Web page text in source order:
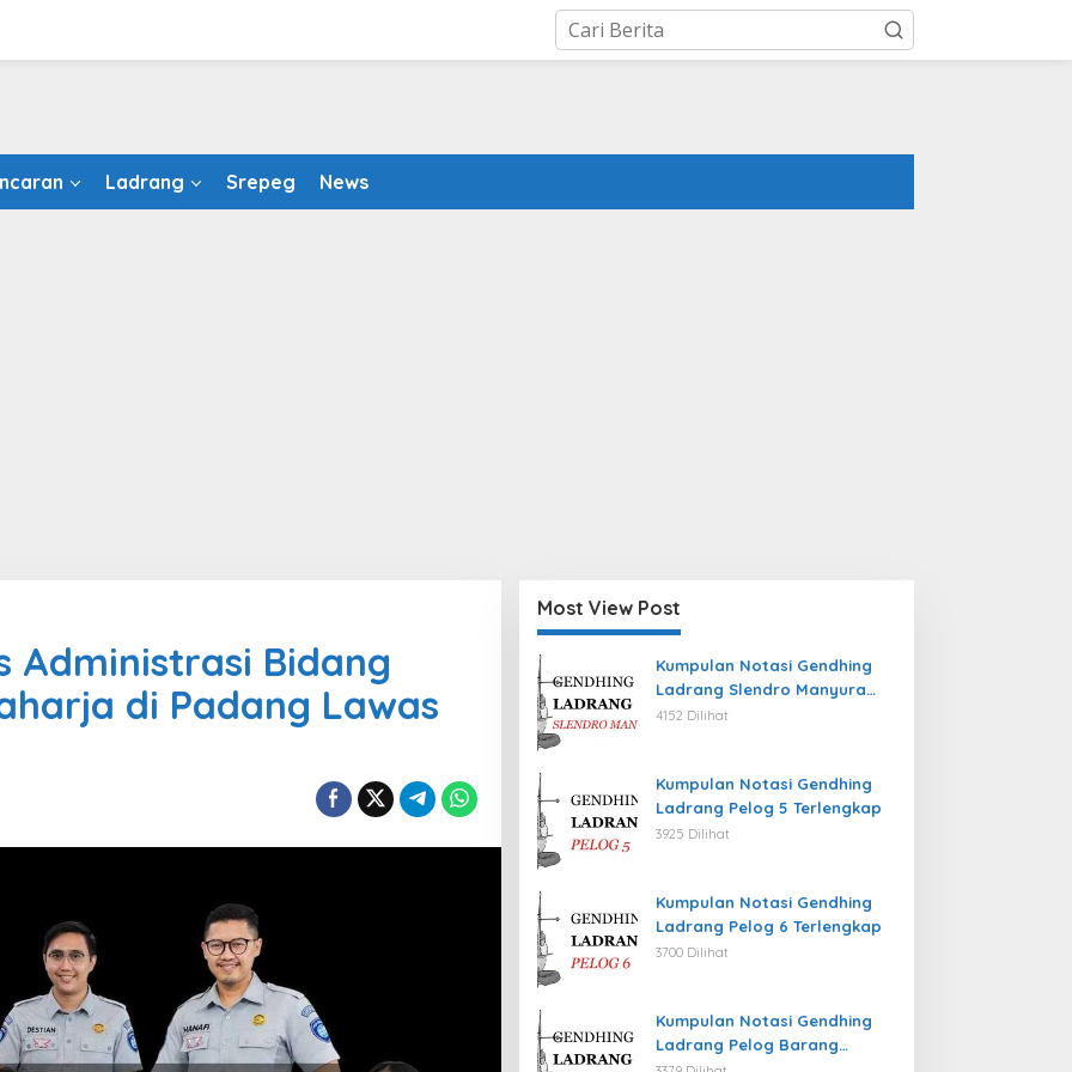
Ladrang Srepeg News
Administrasi Bidang
di Padang Lawas
Most View Post
Kumpulan Notasi Gendhing
Ladrang Slendro Manyura
Terlengkap
4152 Dilihat
Kumpulan Notasi Gendhing
Ladrang Pelog 5 Terlengkap
3925 Dilihat
Kumpulan Notasi Gendhing
Ladrang Pelog 6 Terlengkap
3700 Dilihat
Kumpulan Notasi Gendhing
Ladrang Pelog Barang